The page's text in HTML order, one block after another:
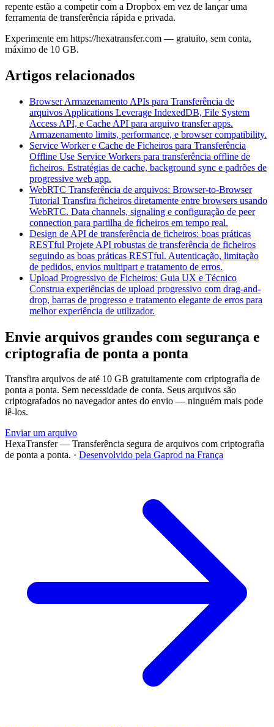
repente estão a competir com a Dropbox em vez de lançar uma
ferramenta de transferência rápida e privada.
Experimente em https://hexatransfer.com — gratuito, sem conta,
máximo de 10 GB.
Artigos relacionados
Browser Armazenamento APIs para Transferência de
arquivos Applications Leverage IndexedDB, File System
Access API, e Cache API para arquivo transfer apps.
Armazenamento limits, performance, e browser compatibility.
Service Worker e Cache de Ficheiros para Transferência
Offline Use Service Workers para transferência offline de
ficheiros. Estratégias de cache, background sync e padrões de
progressive web app.
WebRTC Transferência de arquivos: Browser-to-Browser
Tutorial Transfira ficheiros diretamente entre browsers usando
WebRTC. Data channels, signaling e configuração de peer
connection para partilha de ficheiros em tempo real.
Design de API de transferência de ficheiros: boas práticas
RESTful Projete API robustas de transferência de ficheiros
seguindo as boas práticas RESTful. Autenticação, limitação
de pedidos, envios multipart e tratamento de erros.
Upload Progressivo de Ficheiros: Guia UX e Técnico
Construa experiências de upload progressivo com drag-and-
drop, barras de progresso e tratamento elegante de erros para
melhor experiência de utilizador.
Envie arquivos grandes com segurança e
criptografia de ponta a ponta
Transfira arquivos de até 10 GB gratuitamente com criptografia de
ponta a ponta. Sem necessidade de conta. Seus arquivos são
criptografados no navegador antes do envio — ninguém mais pode
lê-los.
Enviar um arquivo
HexaTransfer — Transferência segura de arquivos com criptografia
de ponta a ponta. · Desenvolvido pela Gaprod na França